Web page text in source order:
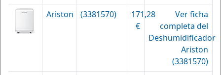
Ariston
(3381570)
171,28
€
Ver ficha
completa del
Deshumidificador
Ariston
(3381570)